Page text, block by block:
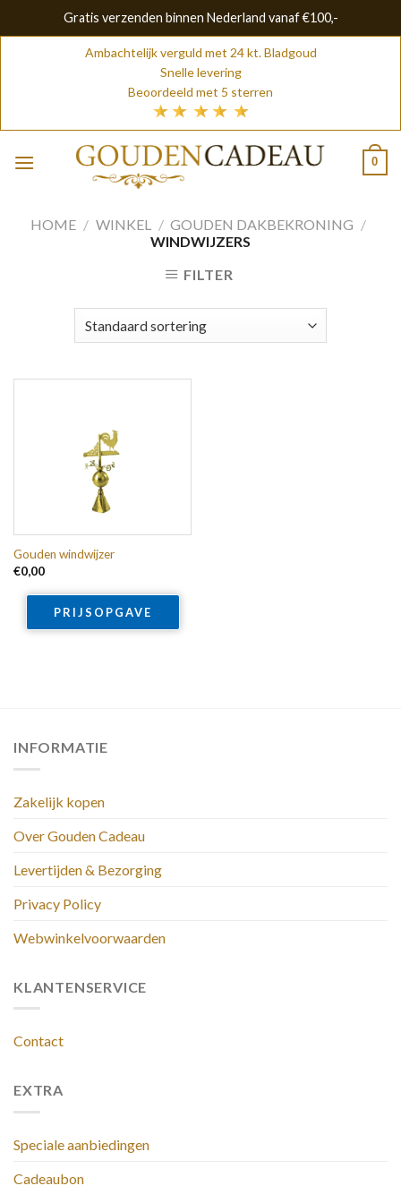
Gratis verzenden binnen Nederland vanaf €100,-
Ambachtelijk verguld met 24 kt. Bladgoud
Snelle levering
Beoordeeld met 5 sterren
0
HOME / WINKEL / GOUDEN DAKBEKRONING /
WINDWIJZERS
FILTER
Gouden windwijzer
€0,00
PRIJSOPGAVE
INFORMATIE
Zakelijk kopen
Over Gouden Cadeau
Levertijden & Bezorging
Privacy Policy
Webwinkelvoorwaarden
KLANTENSERVICE
Contact
EXTRA
Speciale aanbiedingen
Cadeaubon